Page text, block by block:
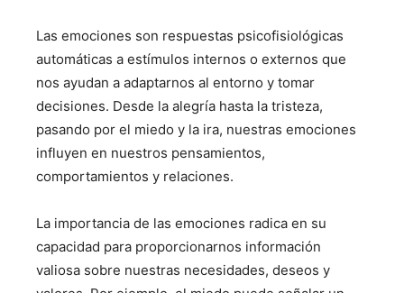
Las emociones son respuestas psicofisiológicas
automáticas a estímulos internos o externos que
nos ayudan a adaptarnos al entorno y tomar
decisiones. Desde la alegría hasta la tristeza,
pasando por el miedo y la ira, nuestras emociones
influyen en nuestros pensamientos,
comportamientos y relaciones.
La importancia de las emociones radica en su
capacidad para proporcionarnos información
valiosa sobre nuestras necesidades, deseos y